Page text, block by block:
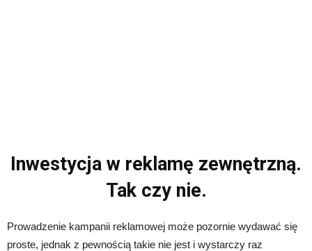
Inwestycja w reklamę zewnętrzną.
Tak czy nie.
Prowadzenie kampanii reklamowej może pozornie wydawać się
proste, jednak z pewnością takie nie jest i wystarczy raz